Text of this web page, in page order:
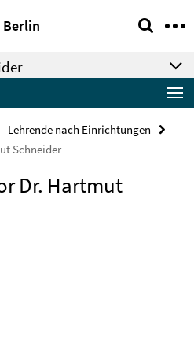
Lehrende nach Einrichtungen
Schneider
Dr. Hartmut